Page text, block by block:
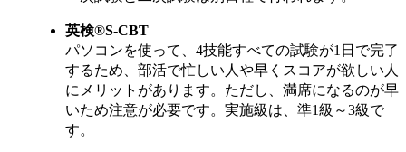
英検®S-CBT
パソコンを使って、4技能すべての試験が1日で完了
するため、部活で忙しい人や早くスコアが欲しい人
にメリットがあります。ただし、満席になるのが早
いため注意が必要です。実施級は、準1級～3級で
す。